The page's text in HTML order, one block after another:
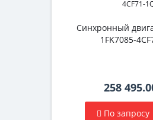
Синхронный
1FK7085-
258
По запросу